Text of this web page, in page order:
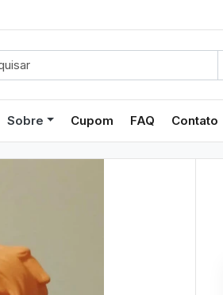
Sobre Cupom FAQ Contato